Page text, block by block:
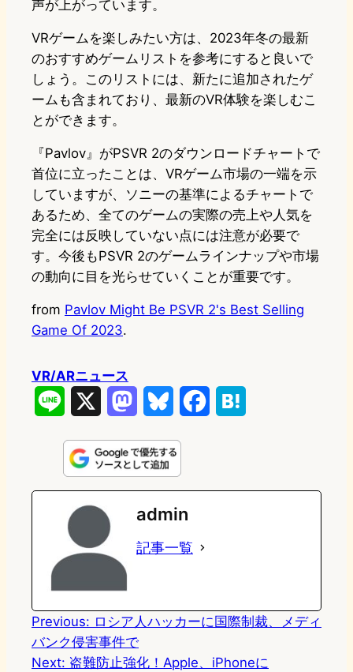
声が上がっています。
VRゲームを楽しみたい方は、2023年冬の最新
のおすすめゲームリストを参考にすると良いで
しょう。このリストには、新たに追加されたゲ
ームも含まれており、最新のVR体験を楽しむこ
とができます。
『Pavlov』がPSVR 2のダウンロードチャートで
首位に立ったことは、VRゲーム市場の一端を示
していますが、ソニーの基準によるチャートで
あるため、全てのゲームの実際の売上や人気を
完全には反映していない点には注意が必要で
す。今後もPSVR 2のゲームラインナップや市場
の動向に目を光らせていくことが重要です。
from Pavlov Might Be PSVR 2's Best Selling
Game Of 2023.
VR/ARニュース
n
e
s
t
o
d
n
u
e
s
k
e
k
e
admin
記事一覧
Previous: ロシア人ハッカーに国際制裁、メディ
バンク侵害事件で
Next: 盗難防止強化！Apple、iPhoneに